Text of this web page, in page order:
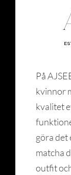
På
kvinnor
kvalitet
göra det
matcha
outfit